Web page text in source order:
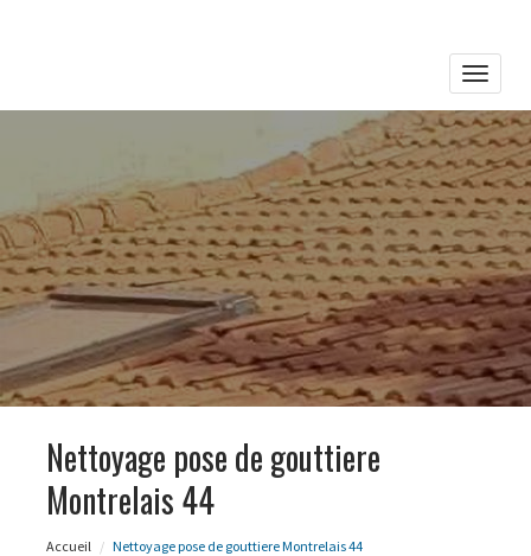
Toggle
Nettoyage pose de gouttiere
Montrelais 44
Accueil Nettoyage pose de gouttiere Montrelais 44